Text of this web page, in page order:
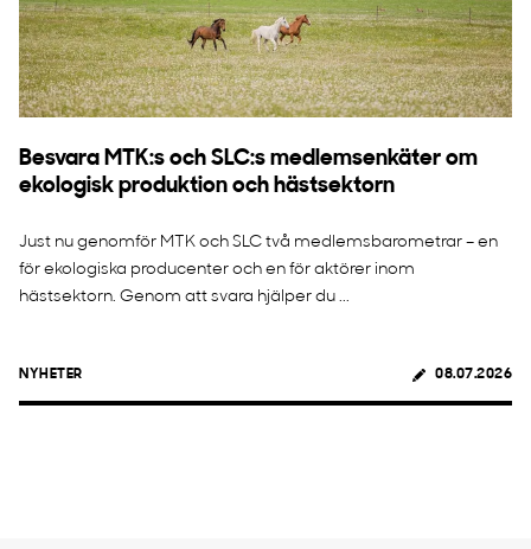
Besvara MTK:s och SLC:s medlemsenkäter om
ekologisk produktion och hästsektorn
Just nu genomför MTK och SLC två medlemsbarometrar – en
för ekologiska producenter och en för aktörer inom
hästsektorn. Genom att svara hjälper du ...
NYHETER 08.07.2026